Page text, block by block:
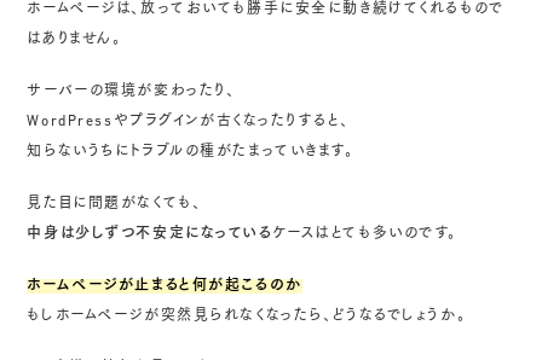
ホームページは、放っておいても勝手に安全に動き続けてくれるもので
はありません。
サーバーの環境が変わったり、
WordPressやプラグインが古くなったりすると、
知らないうちにトラブルの種がたまっていきます。
見た目に問題がなくても、
中身は少しずつ不安定になっている ケースはとても多いのです。
ホームページが止まると何が起こるのか
もしホームページが突然見られなくなったら、どうなるでしょうか。